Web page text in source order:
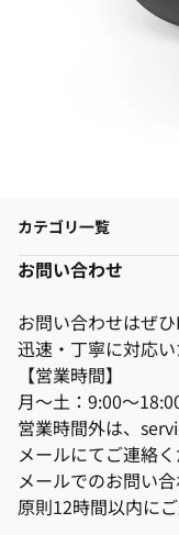
カテゴリ一覧
お問い合わせ
お問い合わせはぜひ
迅速・丁寧に対応い
【営業時間】
月～土：9:00～
営業時間外は、
メールにてご連絡く
メールでのお問い合
原則12時間以内にご